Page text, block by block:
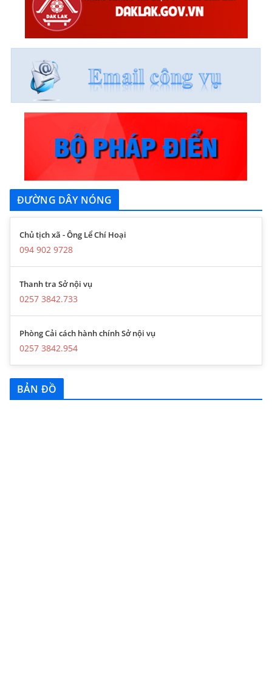
ĐƯỜNG DÂY NÓNG
Chủ tịch xã - Ông Lể Chí Hoại
094 902 9728
Thanh tra Sở nội vụ
0257 3842.733
Phòng Cải cách hành chính Sở nội vụ
0257 3842.954
BẢN ĐỒ